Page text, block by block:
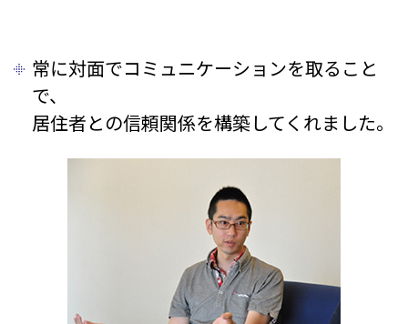
常に対面でコミュニケーションを取ること
で、
居住者との信頼関係を構築してくれました。